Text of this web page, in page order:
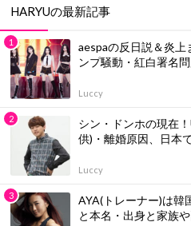
HARYUの最新記事
aespaの反日説＆炎上
ンプ騒動・紅白署名
Luccy
シン・ドンホの現在
供)・離婚原因、日本
Luccy
AYA(トレーナー)は韓
と本名・出身と家族